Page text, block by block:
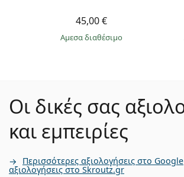
45,00 €
άμεσα διαθέσιμο
Οι δικές σας
και εμπειρίες
Περισσότερες αξιολογήσεις στο Google
αξιολογήσεις στο Skroutz.gr